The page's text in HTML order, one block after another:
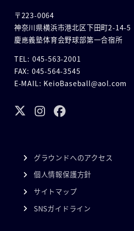
〒223-0064
神奈川県横浜市港北区下田町2-14-5
慶應義塾体育会野球部第一合宿所
TEL: 045-563-2001
FAX: 045-564-3545
E-MAIL: KeioBaseball@aol.com
グラウンドへのアクセス
個人情報保護方針
サイトマップ
SNSガイドライン